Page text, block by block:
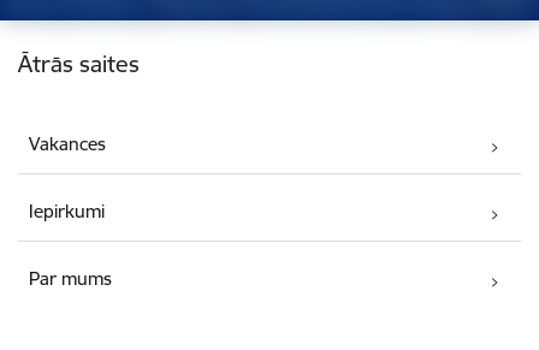
Kājene
Ātrās saites
Vakances
Iepirkumi
Par mums